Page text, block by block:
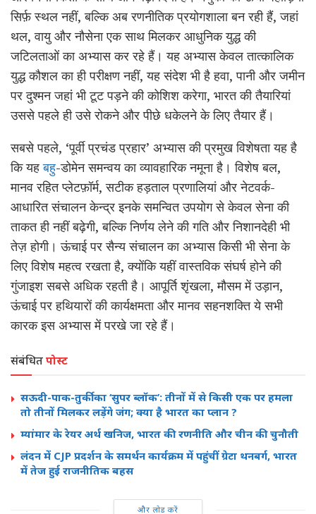
सिर्फ़ स्थल नहीं, बल्कि अब रणनीतिक प्रयोगशाला बन रही हैं, जहां
थल, वायु और नौसेना एक साथ मिलकर आधुनिक युद्ध की
जटिलताओं का अभ्यास कर रहे हैं। यह अभ्यास केवल तात्कालिक
युद्ध कौशल का ही परीक्षण नहीं, यह संदेश भी है हवा, पानी और जमीन
पर दुश्मन जहां भी टूट पड़ने की कोशिश करेगा, भारत की तैयारियां
उससे पहले ही उसे रोकने और पीछे धकेलने के लिए तैयार हैं।
सबसे पहले, ‘पूर्वी प्रचंड प्रहार’ अभ्यास की प्रमुख विशेषता यह है
कि यहबहु-डोमेन समन्वय का व्यावहारिक नमूना है। विशेष बल,
मानव रहित प्लेटफ़ॉर्म, सटीक हड़ताल प्रणालियां और नेटवर्क-
आधारित संचालन केन्द्र इनके समन्वित उपयोग से केवल सेना की
ताकत ही नहीं बढ़ेगी, बल्कि निर्णय लेने की गति और निशानदेही भी
तेज़ होगी। ऊंचाई पर सैन्य संचालन का अभ्यास किसी भी सेना के
लिए विशेष महत्व रखता है, क्योंकि यहीं वास्तविक संघर्ष होने की
गुंजाइश सबसे अधिक रहती है। आपूर्ति शृंखला, मौसम में उड़ान,
ऊंचाई पर हथियारों की कार्यक्षमता और मानव सहनशक्ति ये सभी
कारक इस अभ्यास में परखे जा रहे हैं।
संबंधितपोस्ट
सऊदी-पाक-तुर्की का ‘सुपर ब्लॉक’: तीनों में से किसी एक पर हमला
तो तीनों मिलकर लड़ेंगे जंग; क्या है भारत का प्लान ?
म्यांमार के रेयर अर्थ खनिज, भारत की रणनीति और चीन की चुनौती
लंदन में CJP प्रदर्शन के समर्थन कार्यक्रम में पहुंचीं ग्रेटा थनबर्ग, भारत
में तेज हुई राजनीतिक बहस
और लोड करें